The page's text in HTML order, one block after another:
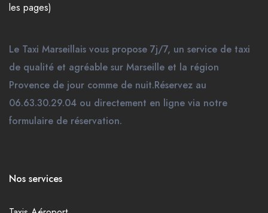
les pages)
Le Taxi Marseillais vous propose 7j/7, un service de taxi
de qualité et agréable sur Marseille et la région
Provence de jour comme de nuit.Réservez au
06.63.30.29.04 ou directement en ligne via notre
formulaire de réservation.
Nos services